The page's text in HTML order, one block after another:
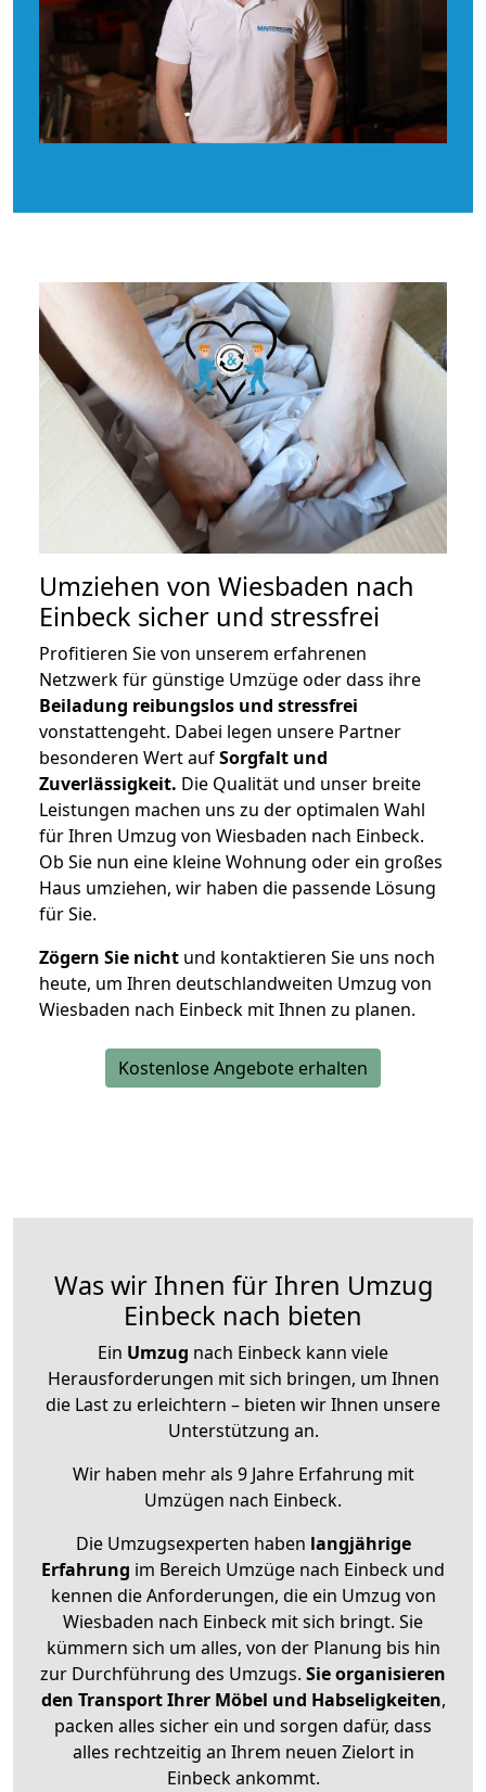
Umziehen von Wiesbaden nach
Einbeck sicher und stressfrei
Profitieren Sie von unserem erfahrenen
Netzwerk für günstige Umzüge oder dass ihre
Beiladung reibungslos und stressfrei
vonstattengeht. Dabei legen unsere Partner
besonderen Wert aufSorgfalt und
Zuverlässigkeit. Die Qualität und unser breite
Leistungen machen uns zu der optimalen Wahl
für Ihren Umzug von Wiesbaden nach Einbeck.
Ob Sie nun eine kleine Wohnung oder ein großes
Haus umziehen, wir haben die passende Lösung
für Sie.
Zögern Sie nicht und kontaktieren Sie uns noch
heute, um Ihren deutschlandweiten Umzug von
Wiesbaden nach Einbeck mit Ihnen zu planen.
Kostenlose Angebote erhalten
Was wir Ihnen für Ihren Umzug
Einbeck nach bieten
Ein Umzug nach Einbeck kann viele
Herausforderungen mit sich bringen, um Ihnen
die Last zu erleichtern – bieten wir Ihnen unsere
Unterstützung an.
Wir haben mehr als 9 Jahre Erfahrung mit
Umzügen nach Einbeck.
Die Umzugsexperten haben langjährige
Erfahrung im Bereich Umzüge nach Einbeck und
kennen die Anforderungen, die ein Umzug von
Wiesbaden nach Einbeck mit sich bringt. Sie
kümmern sich um alles, von der Planung bis hin
zur Durchführung des Umzugs. Sie organisieren
den Transport Ihrer Möbel und Habseligkeiten,
packen alles sicher ein und sorgen dafür, dass
alles rechtzeitig an Ihrem neuen Zielort in
Einbeck ankommt.